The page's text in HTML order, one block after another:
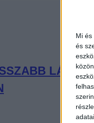
Mi és
és
LÁNY